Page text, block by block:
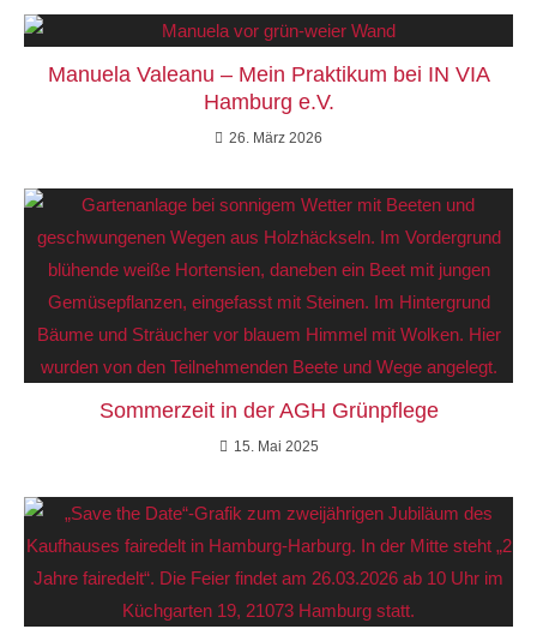
Manuela Valeanu – Mein Praktikum bei IN VIA
Hamburg e.V.
26. März 2026
Sommerzeit in der AGH Grünpflege
15. Mai 2025